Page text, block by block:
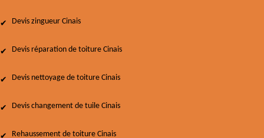
Devis zingueur Cinais
Devis réparation de toiture Cinais
Devis nettoyage de toiture Cinais
Devis changement de tuile Cinais
Rehaussement de toiture Cinais